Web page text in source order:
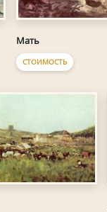
Мать
СТОИМОСТЬ